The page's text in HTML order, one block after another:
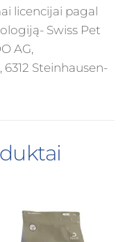
licencijai pagal
Swiss Pet
AG,
6312 Steinhausen-